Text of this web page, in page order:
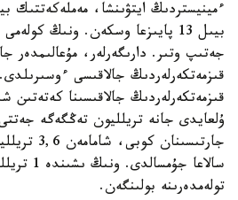
ءمينيستردىڭ ايتۋىنشا، مەملەكەتتىك
جەتىپ وتىر. دارىگەرلەر، مۇعالىمدەر
قىزمەتكەرلەردىڭ جالاقىسى
ۇلعايدى جانە تريلليون تەڭگەگە
سالاعا
تولەمدەرىنە بولىنگەن.